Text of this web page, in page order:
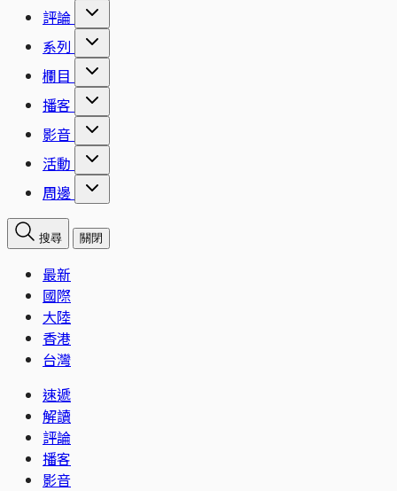
評論
系列
欄目
播客
影音
活動
周邊
搜尋 關閉
最新
國際
大陸
香港
台灣
速遞
解讀
評論
播客
影音